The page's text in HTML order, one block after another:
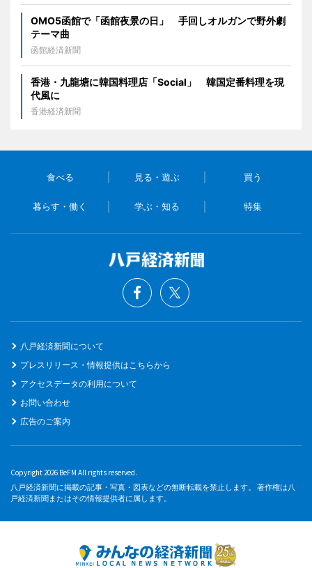
OMO5函館で「函館夜景の日」 手回しオルガンで野外劇
テーマ曲
函館経済新聞
香港・九龍塘に韓国料理店「Social」 韓国定番料理を現
代風に
香港経済新聞
食べる 見る・遊ぶ 買う
暮らす・働く 学ぶ・知る 特集
八戸経済新聞について
プレスリリース・情報提供はこちらから
アクセスデータの利用について
お問い合わせ
広告のご案内
Copyright 2026 BeFM All rights reserved.
八戸経済新聞に掲載の記事・写真・図表などの無断転載を禁止します。 著作権は八
戸経済新聞またはその情報提供者に属します。